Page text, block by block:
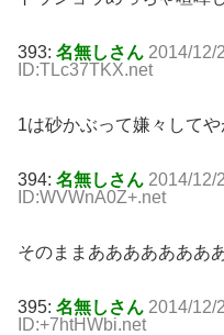
393: 名無しさん 2014/12/
ID:TLc37TKX.net
1は砂かぶって嫌々してや
394: 名無しさん 2014/12/
ID:WVWnA0Z+.net
そのままあああああああ
395: 名無しさん 2014/12/
ID:+7htHWbi.net